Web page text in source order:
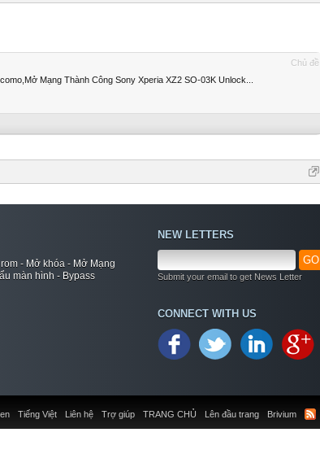
Chủ đề
Mạng Thành Công Sony Xperia XZ2 SO-03K Unlock...
- Mở khóa - Mở Mạng
màn hình - Bypass
NEW LETTERS
GO
Submit your email to get News Letter
CONNECT WITH US
Liên hệ Trợ giúp TRANG CHỦ Lên đầu trang Brivium
Tiếng Việt